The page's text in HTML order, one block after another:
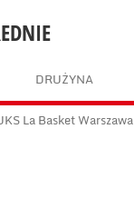
DRUŻYNA
La Basket Warszawa